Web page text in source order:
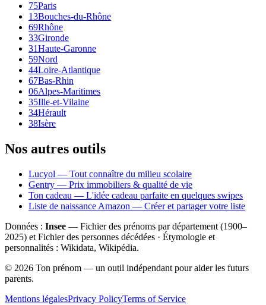
75Paris
13Bouches-du-Rhône
69Rhône
33Gironde
31Haute-Garonne
59Nord
44Loire-Atlantique
67Bas-Rhin
06Alpes-Maritimes
35Ille-et-Vilaine
34Hérault
38Isère
Nos autres outils
Lucyol — Tout connaître du milieu scolaire
Gentry — Prix immobiliers & qualité de vie
Ton cadeau — L'idée cadeau parfaite en quelques swipes
Liste de naissance Amazon — Créer et partager votre liste
Données : Insee — Fichier des prénoms par département (1900–
2025) et Fichier des personnes décédées · Étymologie et
personnalités : Wikidata, Wikipédia.
© 2026 Ton prénom — un outil indépendant pour aider les futurs
parents.
Mentions légalesPrivacy PolicyTerms of Service